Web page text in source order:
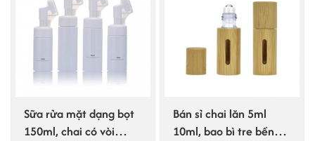
Sữa rửa mặt dạng bọt
150ml, chai có vòi
Bán sỉ chai lăn 5ml
10ml, bao bì tre bền